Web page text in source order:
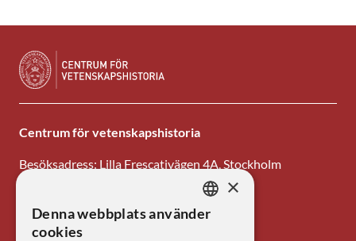
Centrum för vetenskapshistoria
Besöksadress: Lilla Frescativägen 4A, Stockholm
E-post: centrum@kva.se
SWEDISH
×
Denna webbplats använder
cookies